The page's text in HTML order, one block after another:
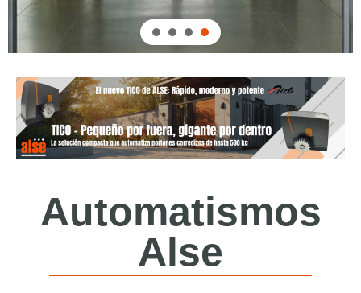
Automatismos
Alse